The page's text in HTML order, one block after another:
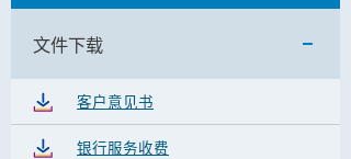
文件下载
客户意见书
银行服务收费